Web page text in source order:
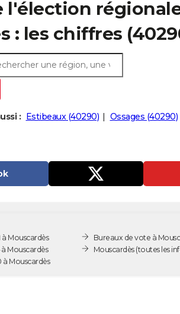
l'élection
: les chiffres
: Estibeaux (40290) Ossages (40290)
Mouscardès
Mouscardès
à Mouscardès
Bureaux de vote à
Mouscardès(toutes les